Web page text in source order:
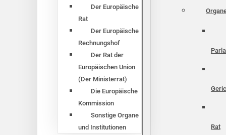
Der Europäische
Rat
Der Europäische
Rechnungshof
Der Rat der
Europäischen Union
(Der Ministerrat)
Die Europäische
Kommission
Sonstige Organe
und Institutionen
Rat